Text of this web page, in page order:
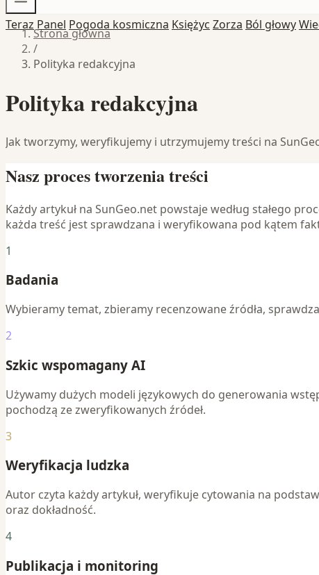
Teraz Panel Pogoda kosmiczna Księżyc Zorza Ból głowy
Strona główna
/
Polityka redakcyjna
Polityka redakcyjna
Jak tworzymy, weryfikujemy i utrzymujemy treści na
Nasz proces tworzenia treści
Każdy artykuł na SunGeo.net powstaje według stałego
każda treść jest sprawdzana i weryfikowana pod kątem
1
Badania
Wybieramy temat, zbieramy recenzowane źródła,
2
Szkic wspomagany AI
Używamy dużych modeli językowych do generowania
pochodzą ze zweryfikowanych źródeł.
3
Weryfikacja ludzka
Autor czyta każdy artykuł, weryfikuje cytowania na
oraz dokładność.
4
Publikacja i monitoring